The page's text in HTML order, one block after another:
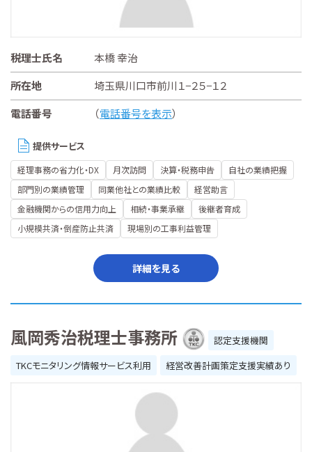
税理士氏名
本橋 幸治
所在地
埼玉県川口市前川１−２５−１２
電話番号
（電話番号を表示）
提供サービス
経理事務の省力化・DX 月次訪問 決算・税務申告
自社の業績把握
部門別の業績管理
同業他社との業績比較
経営助言
金融機関からの信用力向上
相続・事業承継
後継者育成
小規模共済・倒産防止共済
現場別の工事利益管理
詳細を見る
風岡秀治税理士事務所
認定支援機関
TKCモニタリング情報サービス利用
経営改善計画策定支援実績あり